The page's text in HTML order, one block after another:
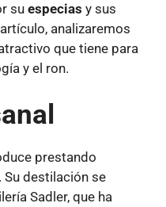
su especias y sus
analizaremos
que tiene para
y el ron.
prestando
. Su destilación se
Sadler, que ha